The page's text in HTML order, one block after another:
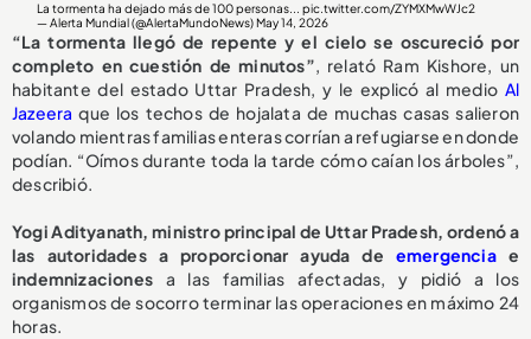
La tormenta ha dejado más de 100 personas...pic.twitter.com/ZYMXMwWJc2
— Alerta Mundial (@AlertaMundoNews)May 14, 2026
“La tormenta llegó de repente y el cielo se oscureció por
completo en cuestión de minutos”, relató Ram Kishore, un
habitante del estado Uttar Pradesh, y le explicó al medio Al
Jazeera que los techos de hojalata de muchas casas salieron
volando mientras familias enteras corrían a refugiarse en donde
podían. “Oímos durante toda la tarde cómo caían los árboles”,
describió.
Yogi Adityanath, ministro principal de Uttar Pradesh, ordenó a
las autoridades a proporcionar ayuda de emergenciae
indemnizaciones a las familias afectadas, y pidió a los
organismos de socorro terminar las operaciones en máximo 24
horas.